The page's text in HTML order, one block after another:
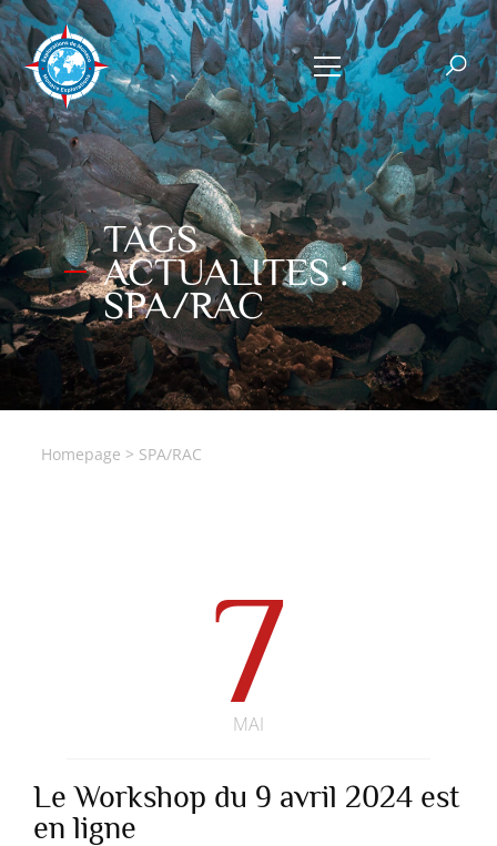
TAGS
ACTUALITES :
SPA/RAC
Homepage > SPA/RAC
7
MAI
Le Workshop du 9 avril 2024 est
en ligne